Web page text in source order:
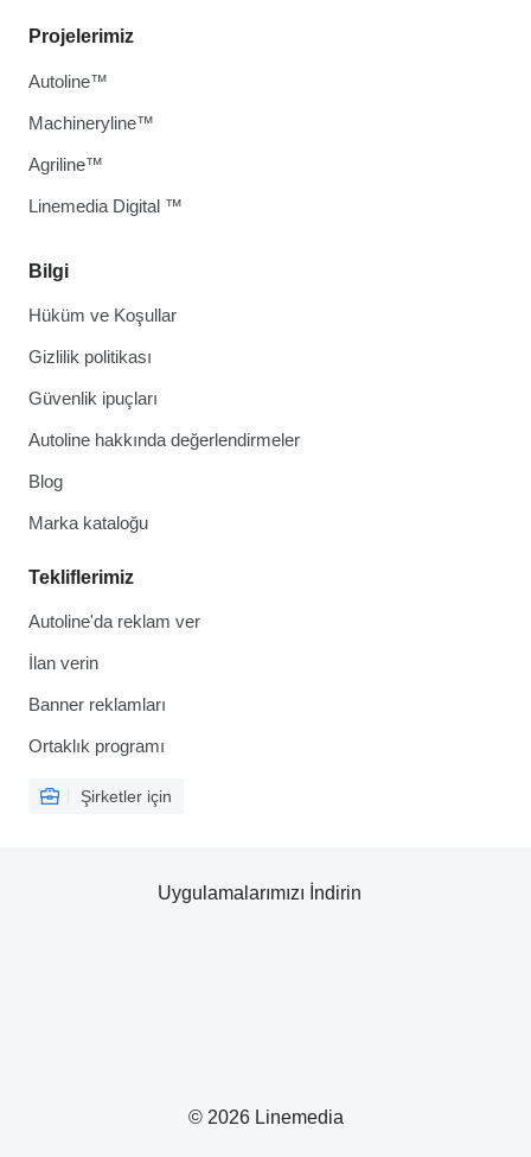
Bilgi
Hüküm ve Koşullar
Gizlilik politikası
Güvenlik ipuçları
Autoline hakkında değerlendirmeler
Blog
Marka kataloğu
Tekliflerimiz
Autoline'da reklam ver
İlan verin
Banner reklamları
Ortaklık programı
Şirketler için
Projelerimiz
Autoline™
Machineryline™
Agriline™
Linemedia Digital ™
© 2026 Linemedia
Uygulamalarımızı İndirin